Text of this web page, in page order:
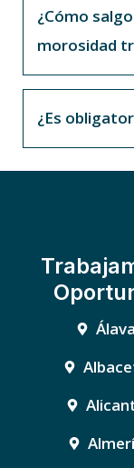
¿Cómo
morosidad
¿Es
Álava